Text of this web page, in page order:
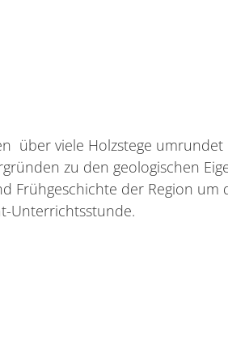
über viele Holzstege
zu den geologischen
Frühgeschichte der Region
Unterrichtsstunde.